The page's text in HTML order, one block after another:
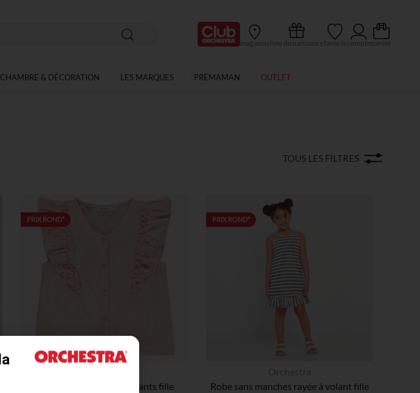
Ma Carte Club
magasins liste de naissance favoris compte panier
CHAMBRE & DÉCORATION LES MARQUES PRÉMAMAN OUTLET
TOUS LES FILTRES
PRIX ROND*
Chemisier rayé à gros volants fille
PRIX ROND*
Robe sans manches rayée à volant fille